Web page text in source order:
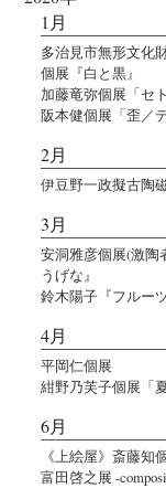
1月
多治見市無形文化
個展『白と黒』
加藤竜弥個展「セ
阪本健個展「歪／
2月
伊豆野一政擬古陶
3月
安洞雅彦個展(激陶
うげな』
鈴木陽子『フルー
4月
平岡仁個展
紺野乃芙子個展「
6月
《上絵屋》斎藤知
富田啓之展 -